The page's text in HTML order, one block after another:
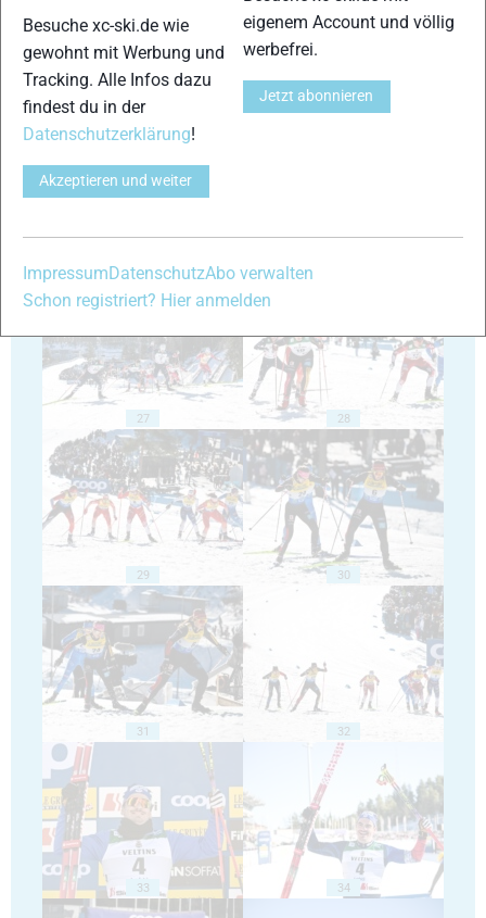
23 24
27 28
29 30
31 32
33 34
Besuche xc-ski.de wie
gewohnt mit Werbung und
Tracking. Alle Infos dazu
findest du in der
Datenschutzerklärung!
Akzeptieren und weiter
eigenem Account und völlig
werbefrei.
Jetzt abonnieren
Impressum DatenschutzAbo verwalten
Schon registriert? Hier anmelden